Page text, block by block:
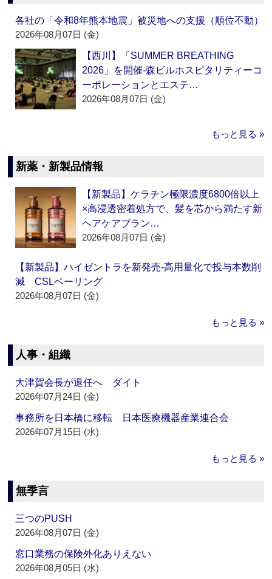
各社の「令和8年熊本地震」被災地への支援（順位不動）
2026年08月07日 (金)
【西川】「SUMMER BREATHING
2026」を開催‐森ビルホスピタリティーコ
ーポレーションとエステ…
2026年08月07日 (金)
もっと見る »
新薬・新製品情報
【新製品】ケラチン極限濃度6800倍以上
×高浸透密着処方で、髪を芯から満たす新
ヘアケアブラン…
2026年08月07日 (金)
【新製品】ハイゼントラを新発売‐高用量化で投与本数削
減 CSLベーリング
2026年08月07日 (金)
もっと見る »
人事・組織
大津賀会長が退任へ ダイト
2026年07月24日 (金)
事務所を日本橋に移転 日本医療機器産業連合会
2026年07月15日 (水)
もっと見る »
無季言
三つのPUSH
2026年08月07日 (金)
窓口業務の保険外化ありえない
2026年08月05日 (水)